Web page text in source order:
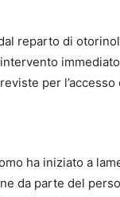
reparto di
per l’accesso
ha iniziato a
da parte del